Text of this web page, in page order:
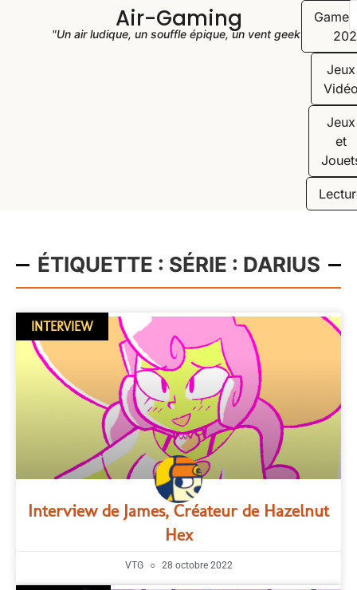
Air-Gaming
"Un air ludique, un souffle épique, un vent geek"
Jeux
Jeux
et
ÉTIQUETTE : SÉRIE : DARIUS
INTERVIEW
Interview de James, Créateur de Hazelnut
Hex
VTG 28 octobre 2022